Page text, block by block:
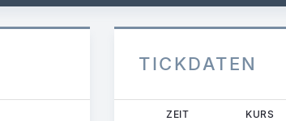
TICKDATEN
ZEIT KURS